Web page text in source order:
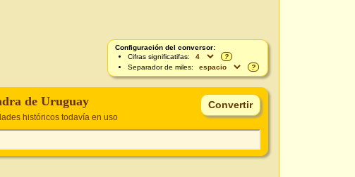
Configuración del conversor:
Cifras significatifas:
?
Separador de miles:
?
de Uruguay
históricos todavía en uso